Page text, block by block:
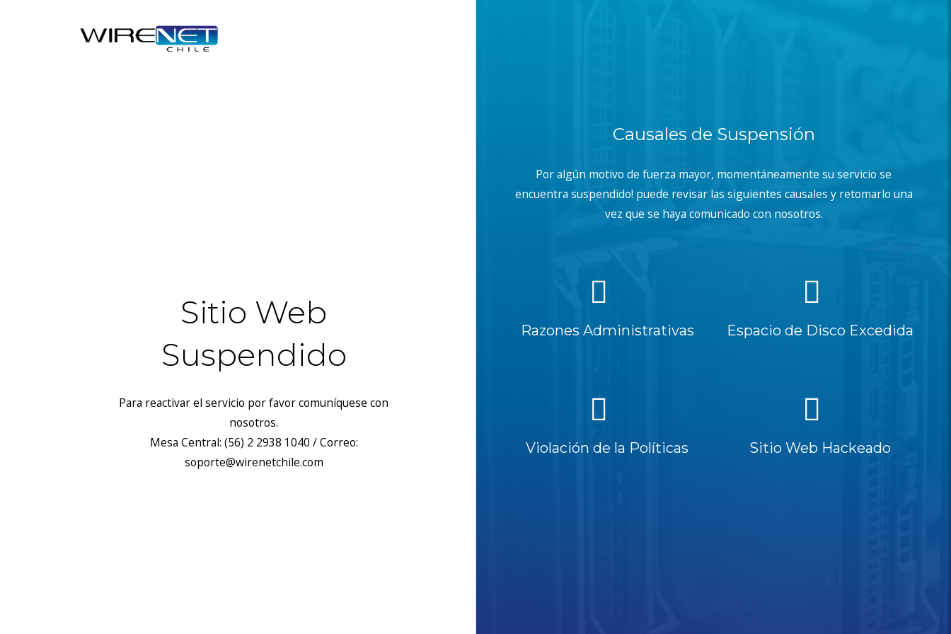
Sitio Web
Suspendido
Para reactivar el servicio por favor comuníquese con
nosotros.
Mesa Central: (56) 2 2938 1040 / Correo:
soporte@wirenetchile.com
Causales de Suspensión
Por algún motivo de fuerza mayor, momentáneamente su servicio se
encuentra suspendido! puede revisar las siguientes causales y retomarlo una
vez que se haya comunicado con nosotros.
Razones Administrativas Espacio de Disco Excedida
Violación de la Políticas Sitio Web Hackeado